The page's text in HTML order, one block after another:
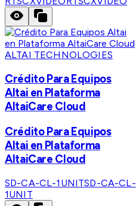
ALTAI TECHNOLOGIES
Crédito Para Equipos
Altai en Plataforma
AltaiCare Cloud
Crédito Para Equipos
Altai en Plataforma
AltaiCare Cloud
SD-CA-CL-1UNITSD-CA-CL-
1UNIT